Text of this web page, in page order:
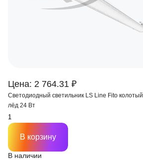
Цена: 2 764.31 ₽
Светодиодный светильник LS Line Fito колотый
лёд 24 Вт
В наличии
В корзину